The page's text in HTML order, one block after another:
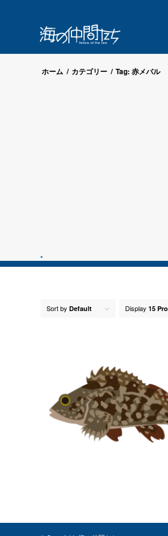
ホーム / カテゴリー / Tag: 赤メバル
Sort by Default Display 15